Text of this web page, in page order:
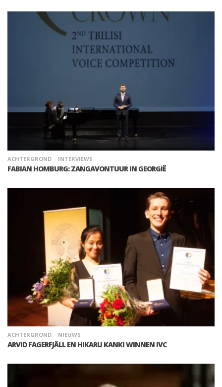
ACHTERGROND INTERVIEWS
FABIAN HOMBURG: ZANGAVONTUUR IN GEORGIË
ACHTERGROND NIEUWS
ARVID FAGERFJÄLL EN HIKARU KANKI WINNEN IVC